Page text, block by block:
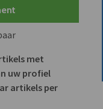
met
uw profiel
artikels per